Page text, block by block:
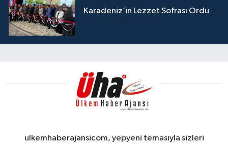
Karadeniz’in Lezzet Sofrası Ordu
ulkemhaberajansicom, yepyeni temasıyla sizleri